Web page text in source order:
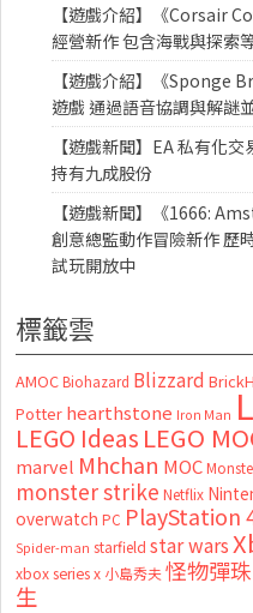
【遊戲介紹】《Corsair
經營新作 包含海戰與探索
【遊戲介紹】《Sponge
遊戲 通過語音協調與解謎
【遊戲新聞】EA 私有化
持有九成股份
【遊戲新聞】《1666:
創意總監動作冒險新作 歷
試玩開放中
標籤雲
AMOC Biohazard Blizzard
Potter hearthstone Iron Man
LEGO Ideas LEGO
marvel Mhchan MOC
monster strike Netflix
overwatch PC PlayStation
Spider-man starfield star wars
xbox series x 小島秀夫怪物彈珠
生